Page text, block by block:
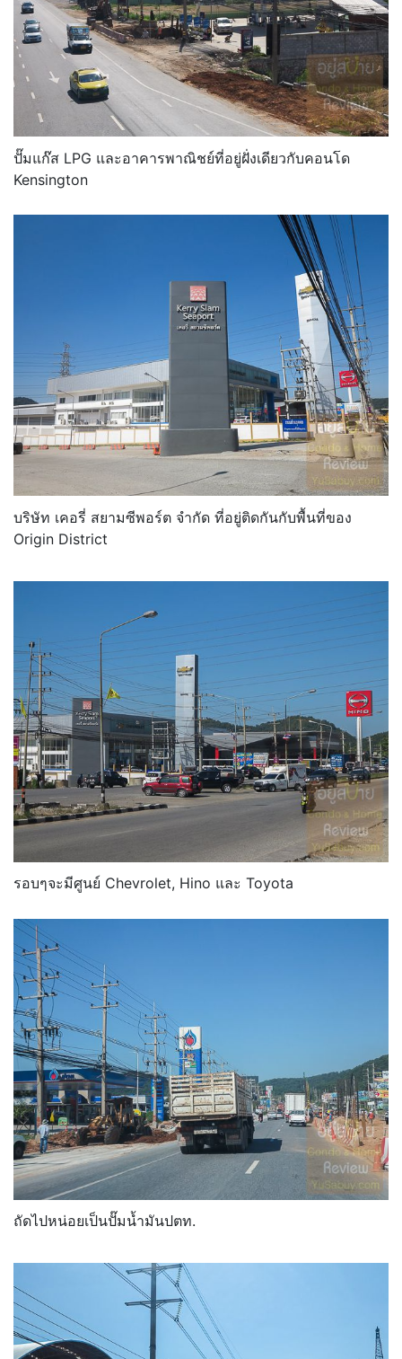
ปั๊มแก๊ส LPG และอาคารพาณิชย์ที่อยู่ฝั่งเดียวกับคอนโด
Kensington
บริษัท เคอรี่ สยามซีพอร์ต จำกัด ที่อยู่ติดกันกับพื้นที่ของ
Origin District
รอบๆจะมีศูนย์ Chevrolet, Hino และ Toyota
ถัดไปหน่อยเป็นปั๊มน้ำมันปตท.